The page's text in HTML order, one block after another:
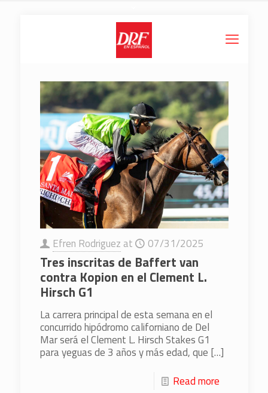
Efren Rodriguez at 07/31/2025
Tres inscritas de Baffert van
contra Kopion en el Clement L.
Hirsch G1
La carrera principal de esta semana en el
concurrido hipódromo californiano de Del
Mar será el Clement L. Hirsch Stakes G1
para yeguas de 3 años y más edad, que […]
Read more